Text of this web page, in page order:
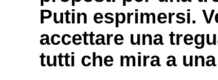
Putin esprimersi.
accettare una
tutti che mira a